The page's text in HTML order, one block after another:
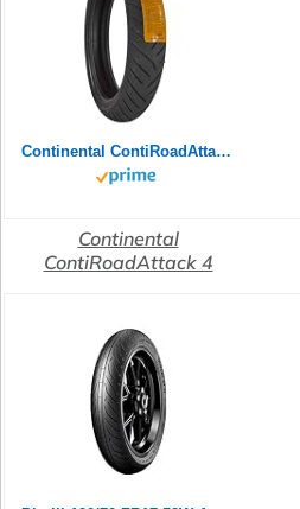
Continental ContiRoadAttack 4 GT 120/70 R17 58W TL vorne - Mottorradreifen ohne Felge
Continental
ContiRoadAttack 4